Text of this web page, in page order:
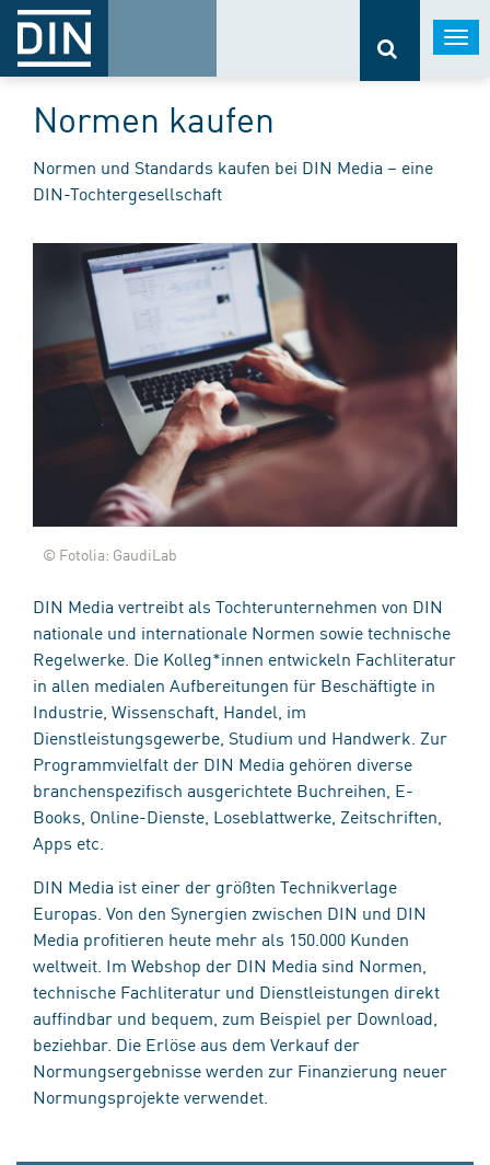
Normen kaufen
Normen und Standards kaufen bei DIN Media – eine
DIN-Tochtergesellschaft
© Fotolia: GaudiLab
DIN Media vertreibt als Tochterunternehmen von DIN
nationale und internationale Normen sowie technische
Regelwerke. Die Kolleg*innen entwickeln Fachliteratur
in allen medialen Aufbereitungen für Beschäftigte in
Industrie, Wissenschaft, Handel, im
Dienstleistungsgewerbe, Studium und Handwerk. Zur
Programmvielfalt der DIN Media gehören diverse
branchenspezifisch ausgerichtete Buchreihen, E-
Books, Online-Dienste, Loseblattwerke, Zeitschriften,
Apps etc.
DIN Media ist einer der größten Technikverlage
Europas. Von den Synergien zwischen DIN und DIN
Media profitieren heute mehr als 150.000 Kunden
weltweit. Im Webshop der DIN Media sind Normen,
technische Fachliteratur und Dienstleistungen direkt
auffindbar und bequem, zum Beispiel per Download,
beziehbar. Die Erlöse aus dem Verkauf der
Normungsergebnisse werden zur Finanzierung neuer
Normungsprojekte verwendet.